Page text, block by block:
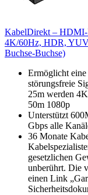
KabelDirekt – HDMI-
4K/60Hz, HDR, YUV
Buchse-Buchse)
Ermöglicht
störungsfreie
25m werden
50m 1080p
Unterstützt
Gbps alle
36 Monate
gesetzlichen
unberührt. Die
einen Link